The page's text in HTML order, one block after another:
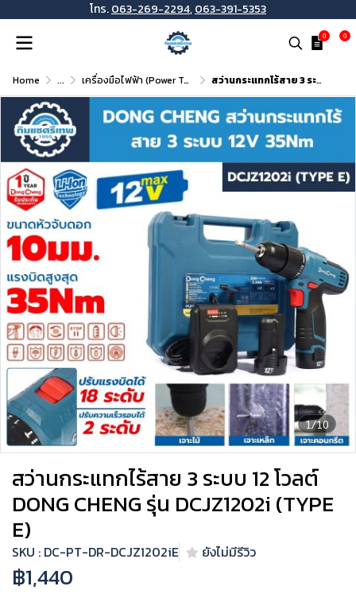
โทร.063-269-2294,063-391-5353
0 0
Home ... เครื่องมือไฟฟ้า (Power Tools) สว่านกระแทกไร้สาย 3 ระบบ 12 โวลต์ DONG CHENG รุ่น DCJZ1202i (TYPE E)
1/10
สว่านกระแทกไร้สาย 3 ระบบ 12 โวลต์
DONG CHENG รุ่น DCJZ1202i (TYPE
E)
SKU : DC-PT-DR-DCJZ1202iE ยังไม่มีรีวิว
฿1,440